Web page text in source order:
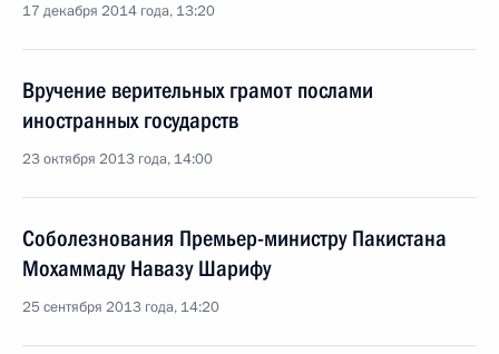
17 декабря 2014 года, 13:20
Вручение верительных грамот послами
иностранных государств
23 октября 2013 года, 14:00
Соболезнования Премьер-министру Пакистана
Мохаммаду Навазу Шарифу
25 сентября 2013 года, 14:20